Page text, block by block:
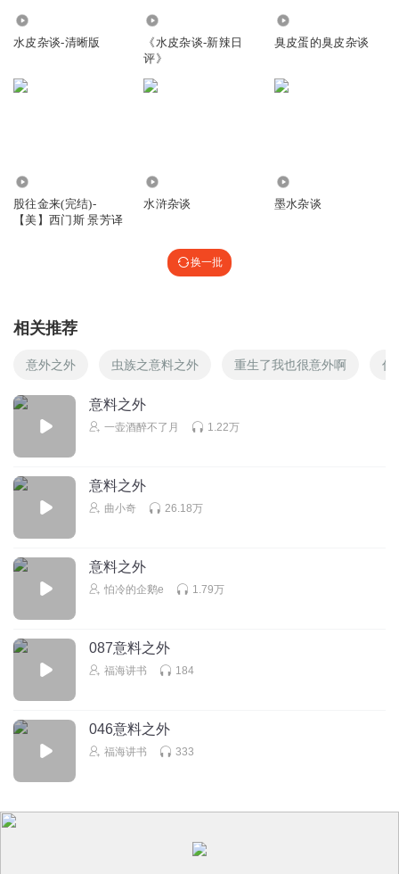
水皮杂谈-清晰版
《水皮杂谈-新辣日
评》
臭皮蛋的臭皮杂谈
股往金来(完结)-
【美】西门斯 景芳译
水浒杂谈 墨水杂谈
换一批
相关推荐
意外之外 虫族之意料之外 重生了我也很意外啊 你
意料之外
一壶酒醉不了月 1.22万
意料之外
曲小奇 26.18万
意料之外
怕冷的企鹅e 1.79万
087意料之外
福海讲书 184
046意料之外
福海讲书 333